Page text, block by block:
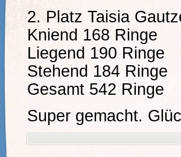
2. Platz Taisia
Kniend 168 Ringe
Liegend 190 Ringe
Stehend 184 Ringe
Gesamt 542 Ringe
Super gemacht.